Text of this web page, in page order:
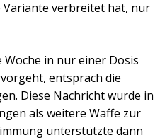
Variante verbreitet hat, nur
in nur einer Dosis
entsprach die
Diese Nachricht wurde in
als weitere Waffe zur
unterstützte dann